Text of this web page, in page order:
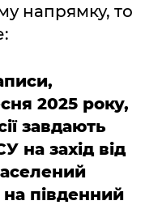
напрямку, то
2025 року,
завдають
на захід від
південний